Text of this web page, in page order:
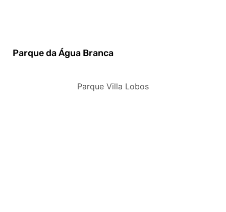
Parque da Água Branca
Parque Villa Lobos